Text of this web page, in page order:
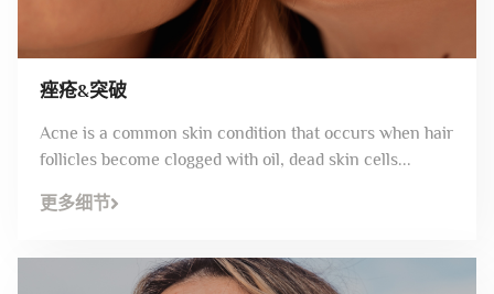
痤疮&突破
Acne is a common skin condition that occurs when hair
follicles become clogged with oil, dead skin cells...
更多细节